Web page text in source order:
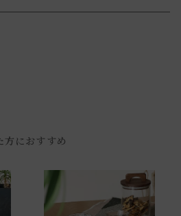
)以上のお買い上げで
異物の混入、製造・管理過程でで
場合がございます。
の接着が取れる場合がございま
使用いただけます。
方におすすめ